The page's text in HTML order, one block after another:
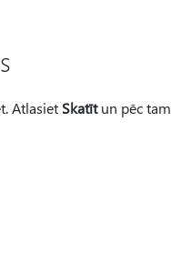
Atlasiet Skatītun pēc tam